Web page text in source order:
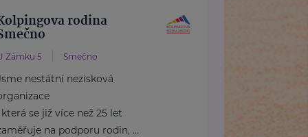
rodina
Zámku 5 Smečno
nestátní nezisková
která se již více než 25 let
na podporu rodin, ...